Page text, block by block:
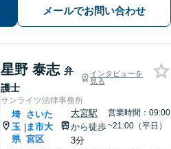
実績あり」最適な債務整理手段をご提
案【分割・後払い応相談】
メールでお問い合わせ
星野 泰志 弁
護士
インタビューを
見る
サンライツ法律事務所
埼
玉
県
|
さいた
ま市大
宮区
大宮駅
から徒歩
3分
営業時間：09:00
~21:00（平日）